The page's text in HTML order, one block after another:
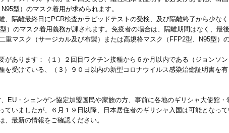
型）のマスク着用が求められます。
隔離最終日にPCR検査かラピッドテストの受検、及び隔離終了から少な
のマスク着用義務が課されます。免疫者の場合は、隔離期間はなく、最
マスク（サージカル及び布製）または高規格マスク（FFP2型、N95型）
あります：（１）２回目ワクチン接種から６か月以内である（ジョンソ
受けている、（３）９０日以内の新型コロナウイルス感染治癒証明書を有
EU・シェンゲン協定加盟国民や家族の方、事前に各地のギリシャ大使館・
いましたが、６月１９日以降、日本居住者のギリシャ入国は可能となっ
最新の情報をご確認ください。